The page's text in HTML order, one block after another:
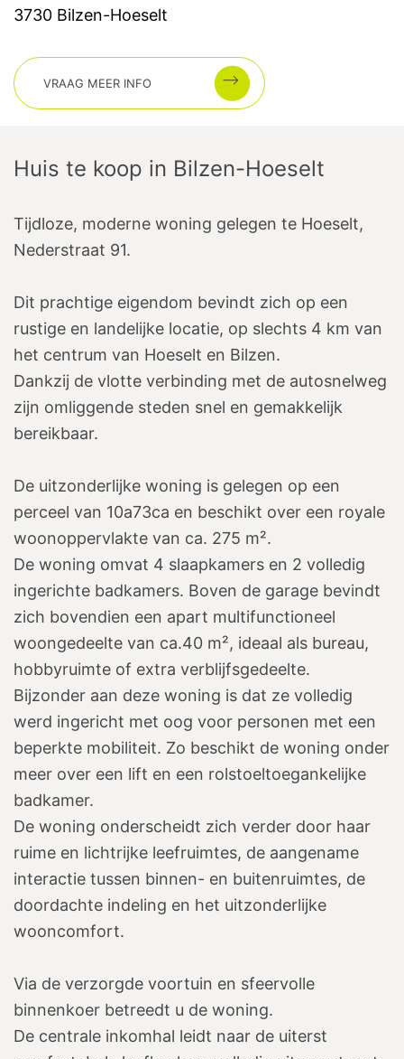
3730 Bilzen-Hoeselt
VRAAG MEER INFO
Huis te koop in Bilzen-Hoeselt
Tijdloze, moderne woning gelegen te Hoeselt,
Nederstraat 91.
Dit prachtige eigendom bevindt zich op een
rustige en landelijke locatie, op slechts 4 km van
het centrum van Hoeselt en Bilzen.
Dankzij de vlotte verbinding met de autosnelweg
zijn omliggende steden snel en gemakkelijk
bereikbaar.
De uitzonderlijke woning is gelegen op een
perceel van 10a73ca en beschikt over een royale
woonoppervlakte van ca. 275 m².
De woning omvat 4 slaapkamers en 2 volledig
ingerichte badkamers. Boven de garage bevindt
zich bovendien een apart multifunctioneel
woongedeelte van ca.40 m², ideaal als bureau,
hobbyruimte of extra verblijfsgedeelte.
Bijzonder aan deze woning is dat ze volledig
werd ingericht met oog voor personen met een
beperkte mobiliteit. Zo beschikt de woning onder
meer over een lift en een rolstoeltoegankelijke
badkamer.
De woning onderscheidt zich verder door haar
ruime en lichtrijke leefruimtes, de aangename
interactie tussen binnen- en buitenruimtes, de
doordachte indeling en het uitzonderlijke
wooncomfort.
Via de verzorgde voortuin en sfeervolle
binnenkoer betreedt u de woning.
De centrale inkomhal leidt naar de uiterst